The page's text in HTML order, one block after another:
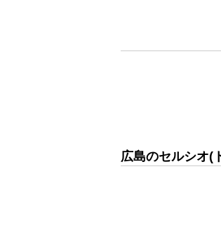
広島のセルシオ(